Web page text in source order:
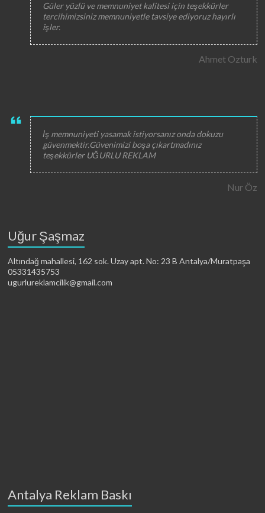
Güler yüzlü ve memnuniyet kalitesi için teşekkürler
tercihimizsiniz memnuniyetle tavsiye ediyoruz hayırlı
işler.
Ahmet Ozturk
İş memnuniyeti yasamak istiyorsanız onda dokuzu
güvenmektir.Güvenimizi boşa çıkartmadınız
teşekkürler UĞURLU REKLAM
Nur Öz
Uğur Şaşmaz
Altındağ mahallesi, 162 sok. Uzay apt. No: 23 B Antalya/Muratpaşa
05331435753
ugurlureklamcilik@gmail.com
Antalya Reklam Baskı